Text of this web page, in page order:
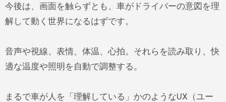
今後は、画面を触らずとも、車がドライバーの意図を理
解して動く世界になるはずです。
音声や視線、表情、体温、心拍。それらを読み取り、快
適な温度や照明を自動で調整する。
まるで車が人を「理解している」かのようなUX（ユー